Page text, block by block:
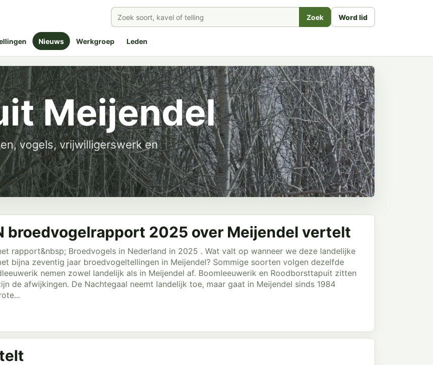
Zoek Word lid
Nieuws Werkgroep Leden
Meijendel
vogels, vrijwilligerswerk en
broedvogelrapport 2025 over Meijendel vertelt
rapport&nbsp; Broedvogels in Nederland in 2025 . Wat valt op wanneer we deze landelijke
bijna zeventig jaar broedvogeltellingen in Meijendel? Sommige soorten volgen dezelfde
nemen zowel landelijk als in Meijendel af. Boomleeuwerik en Roodborsttapuit zitten
de afwijkingen. De Nachtegaal neemt landelijk toe, maar gaat in Meijendel sinds 1984